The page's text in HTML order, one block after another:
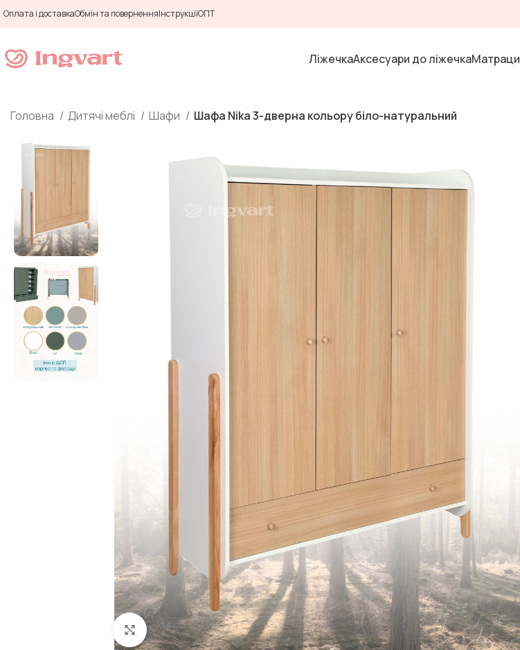
Оплата і доставкаОбмін та поверненняІнструкціїОПТ
ЛіжечкаАксесуари до ліжечкаМатраци
Головна Дитячі меблі Шафи Шафа Nika 3-дверна кольору біло-натуральний
Клацніть, щоб збільшити